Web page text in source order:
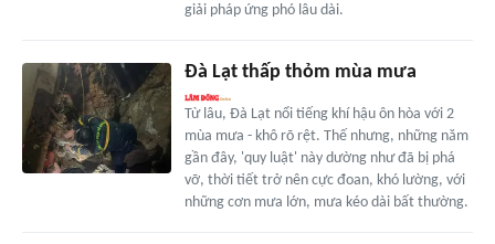
giải pháp ứng phó lâu dài.
Đà Lạt thấp thỏm mùa mưa
Từ lâu, Đà Lạt nổi tiếng khí hậu ôn hòa với 2
mùa mưa - khô rõ rệt. Thế nhưng, những năm
gần đây, 'quy luật' này dường như đã bị phá
vỡ, thời tiết trở nên cực đoan, khó lường, với
những cơn mưa lớn, mưa kéo dài bất thường.